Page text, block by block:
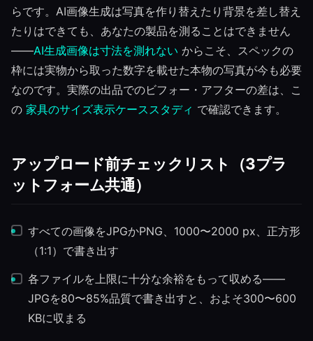
らです。AI画像生成は写真を作り替えたり背景を差し替え
たりはできても、あなたの製品を測ることはできません
——AI生成画像は寸法を測れない からこそ、スペックの
枠には実物から取った数字を載せた本物の写真が今も必要
なのです。実際の出品でのビフォー・アフターの差は、こ
の 家具のサイズ表示ケーススタディ で確認できます。
アップロード前チェックリスト（3プラ
ットフォーム共通）
すべての画像をJPGかPNG、1000〜2000 px、正方形
（1:1）で書き出す
各ファイルを上限に十分な余裕をもって収める——
JPGを80〜85%品質で書き出すと、およそ300〜600
KBに収まる